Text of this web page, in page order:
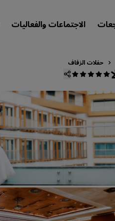
الاجتماعات والفعاليات
حفلات الزفاف